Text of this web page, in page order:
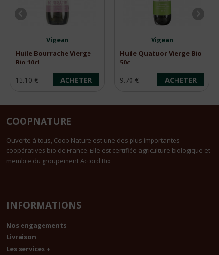
Vigean
Huile Bourrache Vierge
Bio 10cl
13.10 € ACHETER
Vigean
Huile Quatuor Vierge Bio
50cl
9.70 € ACHETER
COOPNATURE
Ouverte à tous, Coop Nature est une des plus importantes
coopératives bio de France. Elle est certifiée agriculture biologique et
membre du groupement Accord Bio
INFORMATIONS
Nos engagements
Livraison
Les services +